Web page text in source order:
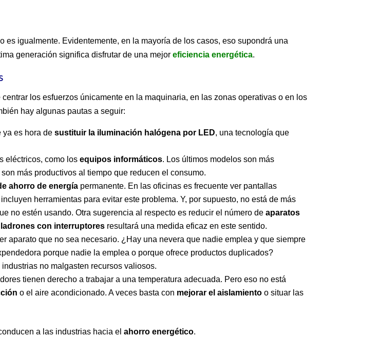
lo es igualmente. Evidentemente, en la mayoría de los casos, eso supondrá una
generación significa disfrutar de una mejoreficiencia energética.
centrar los esfuerzos únicamente en la maquinaria, en las zonas operativas o en los
hay algunas pautas a seguir:
ya es hora desustituir la iluminación halógena por LED, una tecnología que
eléctricos, como losequipos informáticos. Los últimos modelos son más
más productivos al tiempo que reducen el consumo.
ahorro de energía permanente. En las oficinas es frecuente ver pantallas
herramientas para evitar este problema. Y, por supuesto, no está de más
no estén usando. Otra sugerencia al respecto es reducir el número deaparatos
con interruptores resultará una medida eficaz en este sentido.
aparato que no sea necesario. ¿Hay una nevera que nadie emplea y que siempre
porque nadie la emplea o porque ofrece productos duplicados?
no malgasten recursos valiosos.
tienen derecho a trabajar a una temperatura adecuada. Pero eso no está
o el aire acondicionado. A veces basta con mejorar el aislamiento o situar las
a las industrias hacia elahorro energético.